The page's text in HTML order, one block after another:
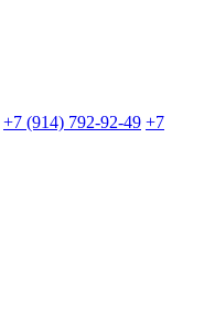
+7 (914) 792-92-49 +7